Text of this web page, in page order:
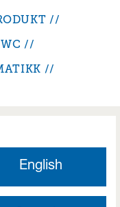
English